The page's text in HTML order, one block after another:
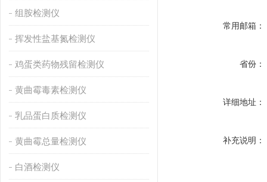
组胺检测仪
挥发性盐基氮检测仪
鸡蛋类药物残留检测仪
黄曲霉毒素检测仪
乳品蛋白质检测仪
黄曲霉总量检测仪
白酒检测仪
常用邮箱：
省份：
详细地址：
补充说明：